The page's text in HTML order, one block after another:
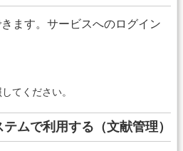
ます。サービスへのログイン
てください。
ムで利用する（文献管理）